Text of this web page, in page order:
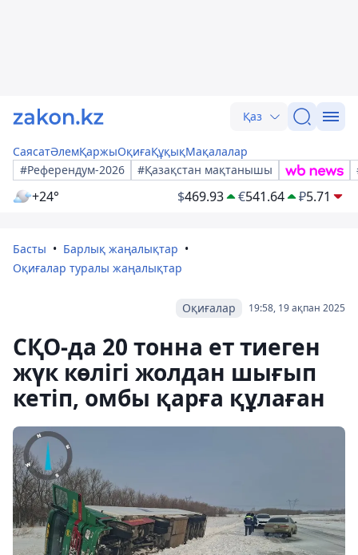
Қаз
СаясатӘлемҚаржыОқиғаҚұқықМақалалар
#Референдум-2026
#Қазақстан мақтанышы
+24° $469.93 €541.64 ₽5.71
Басты
Барлық жаңалықтар
Оқиғалар туралы жаңалықтар
19:58, 19 ақпан 2025
Оқиғалар
СҚО-да 20 тонна ет тиеген
жүк көлігі жолдан шығып
кетіп, омбы қарға құлаған